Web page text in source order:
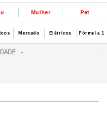
Mulher Pet
Mercado Elétricos Fórmula 1